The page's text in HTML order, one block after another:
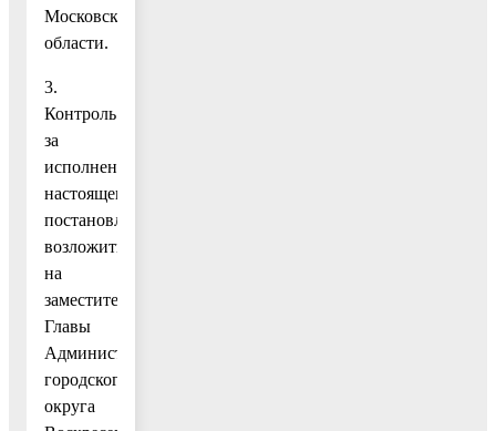
Московской
области.
3.
Контроль
за
исполнением
настоящего
постановления
возложить
на
заместителя
Главы
Администрации
городского
округа